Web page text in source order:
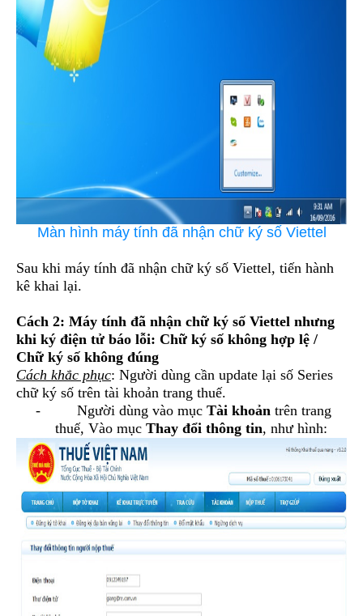
Màn hình máy tính đã nhận chữ ký số Viettel
Sau khi máy tính đã nhận chữ ký số Viettel, tiến hành
kê khai lại.
Cách 2: Máy tính đã nhận chữ ký số Viettel nhưng
khi ký điện tử báo lỗi: Chữ ký số không hợp lệ /
Chữ ký số không đúng
Cách khắc phục: Người dùng cần update lại số Series
chữ ký số trên tài khoản trang thuế.
-
Người dùng vào mục Tài khoản trên trang
thuế, Vào mục Thay đổi thông tin, như hình: